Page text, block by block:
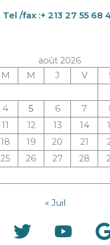
Tel /fax :+ 213 27 55 68
août 2026
M M J V
4 5 6 7
11 12 13 14
18 19 20 21
25 26 27 28
« Juil